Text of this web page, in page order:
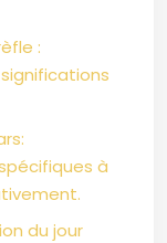
:
à
du jour